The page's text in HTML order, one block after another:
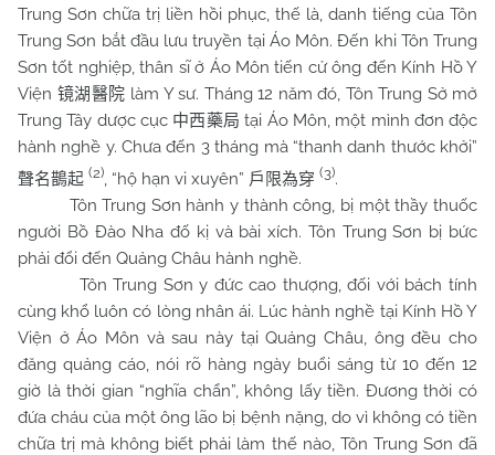
Trung Sơn chữa trị liền hồi phục, thế là, danh tiếng của Tôn
Trung Sơn bắt đầu lưu truyền tại Áo Môn. Đến khi Tôn Trung
Sơn tốt nghiệp, thân sĩ ở Áo Môn tiến cử ông đến Kính Hồ Y
Viện 镜湖醫院 làm Y sư. Tháng 12 năm đó, Tôn Trung Sở mở
Trung Tây dược cục 中西藥局 tại Áo Môn, một mình đơn độc
hành nghề y. Chưa đến 3 tháng mà “thanh danh thước khởi”
聲名鵲起 (2), “hộ hạn vi xuyên” 戶限為穿 (3).
Tôn Trung Sơn hành y thành công, bị một thầy thuốc
người Bồ Đào Nha đố kị và bài xích. Tôn Trung Sơn bị bức
phải đổi đến Quảng Châu hành nghề.
Tôn Trung Sơn y đức cao thượng, đối với bách tính
cùng khổ luôn có lòng nhân ái. Lúc hành nghề tại Kính Hồ Y
Viện ở Áo Môn và sau này tại Quảng Châu, ông đều cho
đăng quảng cáo, nói rõ hàng ngày buổi sáng từ 10 đến 12
giờ là thời gian “nghĩa chẩn”, không lấy tiền. Đương thời có
đứa cháu của một ông lão bị bệnh nặng, do vì không có tiền
chữa trị mà không biết phải làm thế nào, Tôn Trung Sơn đã